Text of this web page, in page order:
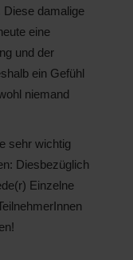
damalige
eine
und der
ein Gefühl
niemand
sehr wichtig
Diesbezüglich
Einzelne